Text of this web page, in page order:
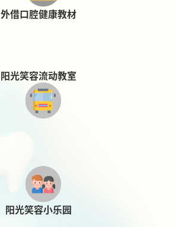
外借口腔健康教材
阳光笑容流动教室
阳光笑容小乐园